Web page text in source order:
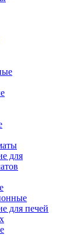
для
для печей